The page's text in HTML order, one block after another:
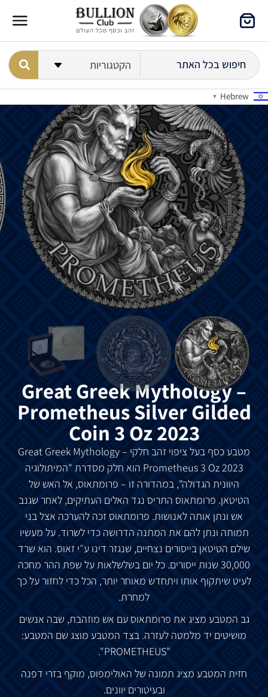
Hebrew
▼
Great Greek Mythology –
Prometheus Silver Gilded
Coin 3 Oz 2023
מטבעכסף
בעל ציפוי זהב חלקי Great Greek Mythology –
Prometheus 3 Oz 2023 הוא חלק מסדרת "המיתולוגיה
היוונית הגדולה", במהדורה זו – פרומתאוס, אל האש של
הטיטאן. פרומתאוס התריס נגד האלים העתיקים, לאחר שגנב
אש ונתן אותה לאנושות. פרומתאוס זכה להערכה אצלבני
תמותה ונתן להם את המתנה הדרושה כדי לשרוד.על מעשיו
שילם הטיטאן בייסורים נצחיים, שנגזר דינו ע״י זאוס. הוא שרד
30,000 שנות ייסורים. כל יום בשלשלאותעל שפת ההר מחכה
לעיט שיתקוף אותו ויתחדש מאוחר יותר, הכלכדי לחזורעלכך
למחרת.
גב המטבע מציג את פרומתאוס עם אש מוזהבת, שבה אנשים
מושיטים יד מלמטה לעזרה. בצד המטבע מוצג שם המטבע:
"PROMETHEUS".
חזית המטבע מציג תמונה של האולימפוס, מוקף בזרי דפנה
ובעיטורים יוונים.